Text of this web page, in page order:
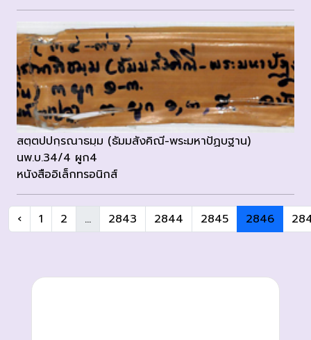
สตฺตปปกฺรณาธมฺม (ธัมมสังคิณี-พระมหาปัฏบฐาน)
นพ.บ.34/4 ผูก4
หนังสืออิเล็กทรอนิกส์
‹ 1 2 ... 2843 2844 2845 2846